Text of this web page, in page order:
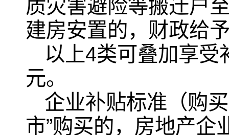
质灾害避险等搬迁户
建房安置的，财政给
以上4类可叠加享
元。
企业补贴标准（购
市”购买的，房地产企